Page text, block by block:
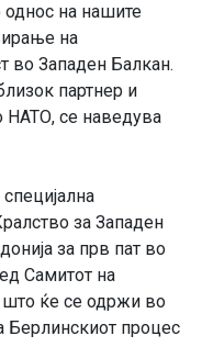
однос на нашите
на
во Западен Балкан.
партнер и
НАТО, се наведува
за Западен
за прв пат во
Самитот на
што ќе се одржи во
Берлинскиот процес